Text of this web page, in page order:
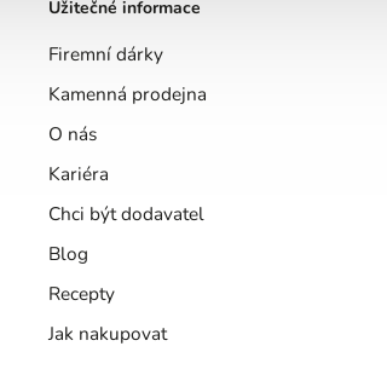
Užitečné informace
Firemní dárky
Kamenná prodejna
O nás
Kariéra
Chci být dodavatel
Blog
Recepty
Jak nakupovat